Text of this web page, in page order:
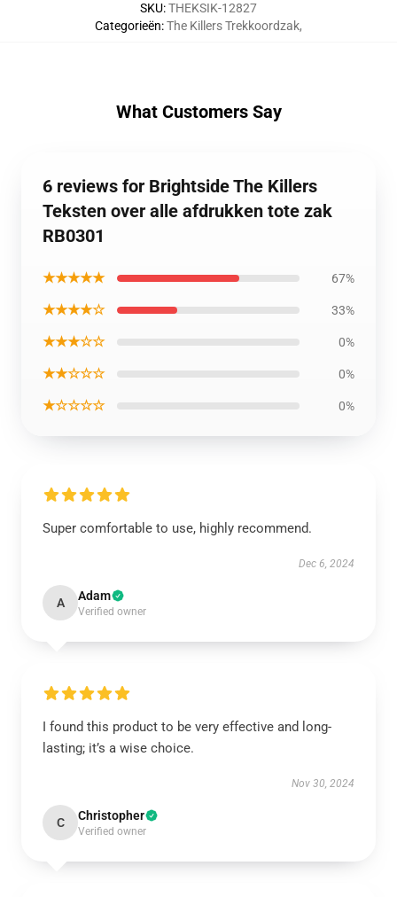
SKU:THEKSIK-12827
Categorieën:The Killers Trekkoordzak,
What Customers Say
6 reviews for Brightside The Killers
Teksten over alle afdrukken tote zak
RB0301
★★★★★ 67%
★★★★☆ 33%
★★★☆☆ 0%
★★☆☆☆ 0%
★☆☆☆☆ 0%
Super comfortable to use, highly recommend.
Dec 6, 2024
A Adam
Verified owner
I found this product to be very effective and long-
lasting; it’s a wise choice.
Nov 30, 2024
C Christopher
Verified owner